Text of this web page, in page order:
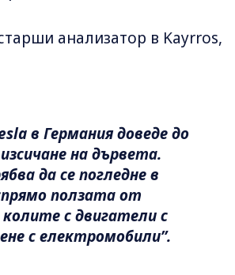
анализатор в Kayrros,
в Германия доведе до
на дървета.
да се погледне в
ползата от
с двигатели с
с електромобили”.